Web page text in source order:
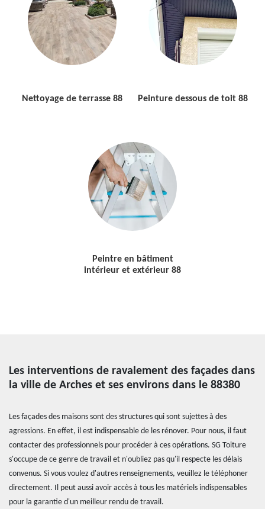
Nettoyage de terrasse 88 Peinture dessous de toit 88
Peintre en bâtiment
intérieur et extérieur 88
Les interventions de ravalement des façades dans
la ville de Arches et ses environs dans le 88380
Les façades des maisons sont des structures qui sont sujettes à des
agressions. En effet, il est indispensable de les rénover. Pour nous, il faut
contacter des professionnels pour procéder à ces opérations. SG Toiture
s'occupe de ce genre de travail et n'oubliez pas qu'il respecte les délais
convenus. Si vous voulez d'autres renseignements, veuillez le téléphoner
directement. Il peut aussi avoir accès à tous les matériels indispensables
pour la garantie d'un meilleur rendu de travail.